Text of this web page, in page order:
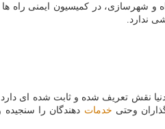
و شهرسازی، در كمیسیون ایمنی راه
ندارد.
نقش تعریف شده و ثابت شده ای دارد.
وحتی خدمات دهندگان را